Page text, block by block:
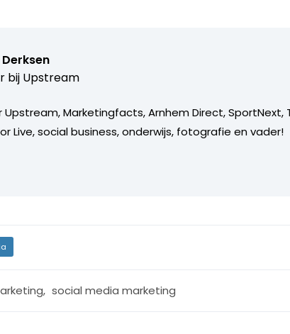
bij Upstream
Marketingfacts, Arnhem Direct, SportNext,
Live, social business, onderwijs, fotografie en vader!
, social media marketing